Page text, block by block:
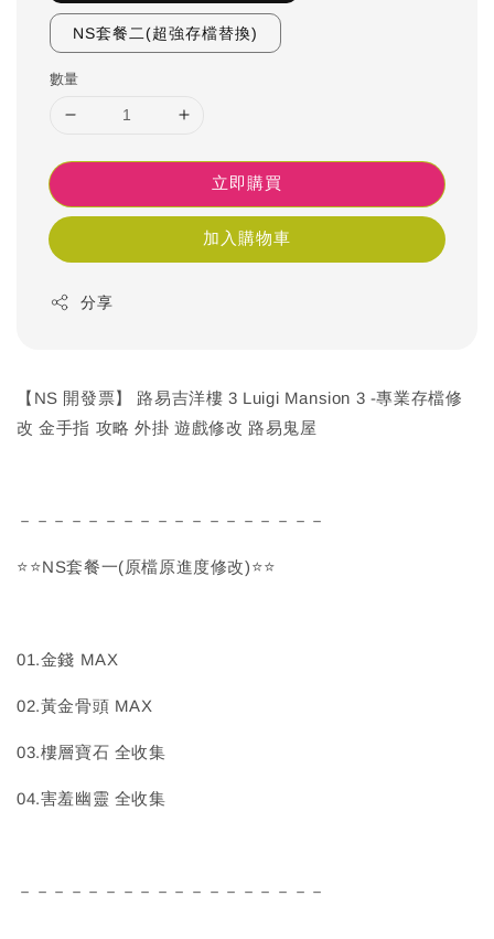
NS套餐二(超強存檔替換)
數量
立即購買
加入購物車
分享
【NS 開發票】 路易吉洋樓 3 Luigi Mansion 3 -專業存檔修
改 金手指 攻略 外掛 遊戲修改 路易鬼屋
－－－－－－－－－－－－－－－－－－
⭐⭐NS套餐一(原檔原進度修改)⭐⭐
01.金錢 MAX
02.黃金骨頭 MAX
03.樓層寶石 全收集
04.害羞幽靈 全收集
－－－－－－－－－－－－－－－－－－